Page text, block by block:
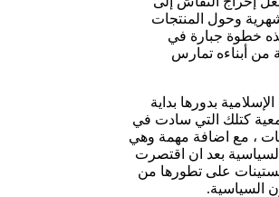
وحول المنتجات
خطوة جبارة في
من أبناءه تمارس
بدورها بداية
كتلك التي سادت في
، مع اضافة مهمة وهي
بعد ان اقتصرت
على تطورها من
السياسية.